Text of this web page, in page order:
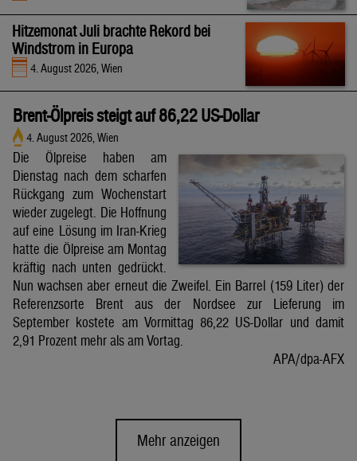
Hitzemonat Juli brachte Rekord bei
Windstrom in Europa
4. August 2026, Wien
Brent-Ölpreis steigt auf 86,22 US-Dollar
4. August 2026, Wien
Die Ölpreise haben am
Dienstag nach dem scharfen
Rückgang zum Wochenstart
wieder zugelegt. Die Hoffnung
auf eine Lösung im Iran-Krieg
hatte die Ölpreise am Montag
kräftig nach unten gedrückt.
Nun wachsen aber erneut die Zweifel. Ein Barrel (159 Liter) der
Referenzsorte Brent aus der Nordsee zur Lieferung im
September kostete am Vormittag 86,22 US-Dollar und damit
2,91 Prozent mehr als am Vortag.
APA/dpa-AFX
Mehr anzeigen